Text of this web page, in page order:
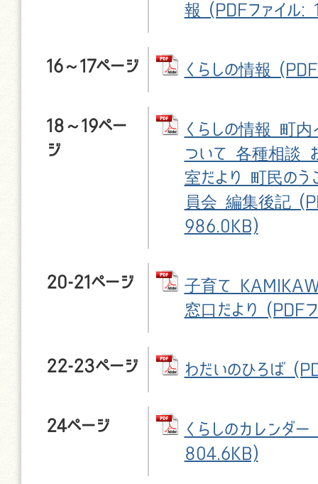
報 (PDFファイル:
16～17ページ くらしの情報
18～19ペー
ジ
くらしの情報 町内
ついて 各種相談
室だより 町民の
員会 編集後記
986.0KB)
20-21ページ
子育て
窓口だより (PDF
22-23ページ わだいのひろば
24ページ
くらしのカレンダ
804.6KB)